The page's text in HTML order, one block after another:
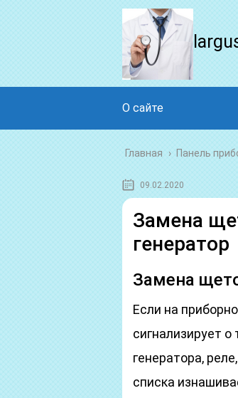
О сайте
Главная › Панель
09.02.2020
Замена
генератор
Замена
Если на
сигнализирует
генератора,
списка